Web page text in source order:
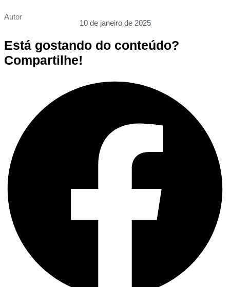
Autor
10 de janeiro de 2025
Está gostando do conteúdo?
Compartilhe!